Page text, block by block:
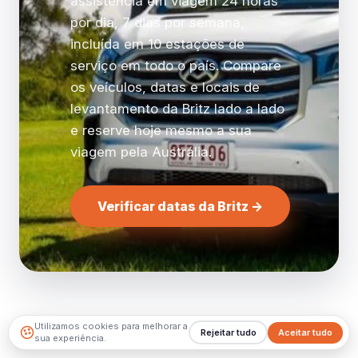
por dia, 7 dias por semana,
incluída em 10 estações de
serviço em todo o país. Compare
os veículos, datas e locais de
levantamento da Britz lado a lado
e reserve hoje mesmo a sua
viagem pela Austrália.
Verificar datas da Britz →
Utilizamos cookies para melhorar a
sua experiência.
Aceitar tudo
Rejeitar tudo